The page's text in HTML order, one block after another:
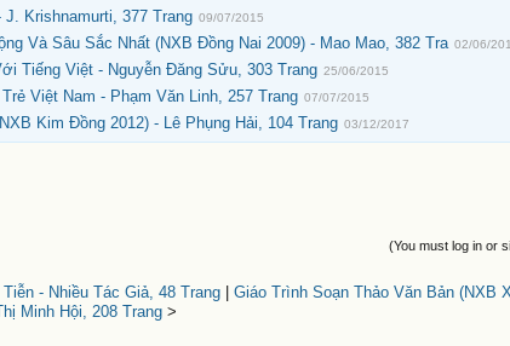
Krishnamurti, 377 Trang 09/07/2015
Và Sâu Sắc Nhất (NXB Đồng Nai 2009) - Mao Mao, 382 Tra 02/06/
Tiếng Việt - Nguyễn Đăng Sửu, 303 Trang 25/06/2015
Việt Nam - Phạm Văn Linh, 257 Trang 07/07/2015
Kim Đồng 2012) - Lê Phụng Hải, 104 Trang 03/12/2017
(You must log in or
- Nhiều Tác Giả, 48 Trang| Giáo Trình Soạn Thảo Văn Bản (NXB
Minh Hội, 208 Trang>